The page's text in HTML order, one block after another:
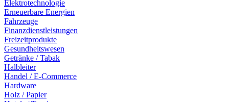
Elektrotechnologie
Erneuerbare Energien
Fahrzeuge
Finanzdienstleistungen
Freizeitprodukte
Gesundheitswesen
Getränke / Tabak
Halbleiter
Handel / E-Commerce
Hardware
Holz / Papier